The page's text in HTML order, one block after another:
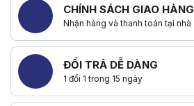
CHÍNH SÁCH GIAO HÀNG
Nhận hàng và thanh toán tại nhà
ĐỔI TRẢ DỄ DÀNG
1 đổi 1 trong 15 ngày